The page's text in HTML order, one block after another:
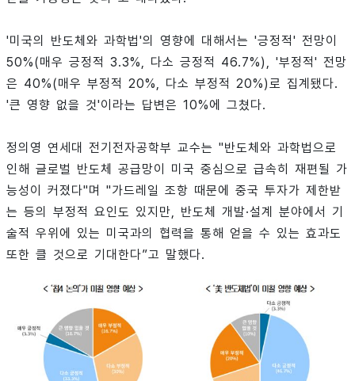
'미국의 반도체와 과학법'의 영향에 대해서는 '긍정적' 전망이
50%(매우 긍정적 3.3%, 다소 긍정적 46.7%), '부정적' 전망
은 40%(매우 부정적 20%, 다소 부정적 20%)로 집계됐다.
'큰 영향 없을 것'이라는 답변은 10%에 그쳤다.
정의영 연세대 전기전자공학부 교수는 "반도체와 과학법으로
인해 글로벌 반도체 공급망이 미국 중심으로 급속히 재편될 가
능성이 커졌다"며 "가드레일 조항 때문에 중국 투자가 제한받
는 등의 부정적 요인도 있지만, 반도체 개발·설계 분야에서 기
술적 우위에 있는 미국과의 협력을 통해 얻을 수 있는 효과도
또한 클 것으로 기대한다”고 말했다.